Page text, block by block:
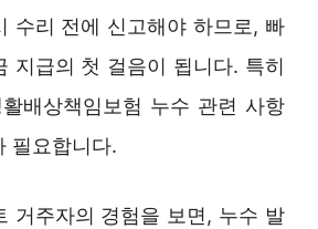
수리 전에 신고해야 하므로, 빠
지급의 첫 걸음이 됩니다. 특히
배상책임보험 누수 관련 사항
필요합니다.
거주자의 경험을 보면, 누수 발